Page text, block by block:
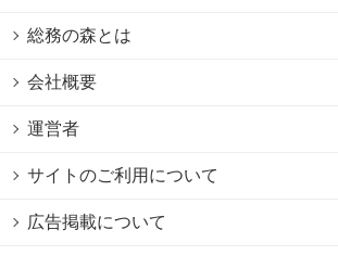
総務の森とは
会社概要
運営者
サイトのご利用について
広告掲載について